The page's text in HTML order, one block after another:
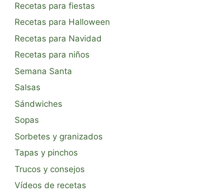
Recetas para fiestas
Recetas para Halloween
Recetas para Navidad
Recetas para niños
Semana Santa
Salsas
Sándwiches
Sopas
Sorbetes y granizados
Tapas y pinchos
Trucos y consejos
Vídeos de recetas